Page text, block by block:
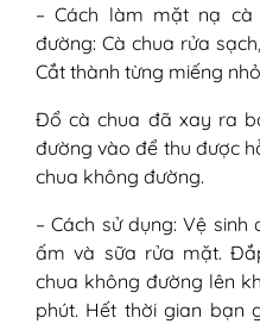
– Cách làm mặt nạ cà
đường: Cà chua rửa
Cắt thành từng miếng
Đổ cà chua đã xay ra
đường vào để thu được
chua không đường.
– Cách sử dụng: Vệ
ấm và sữa rửa mặt.
chua không đường lên
phút. Hết thời gian bạn